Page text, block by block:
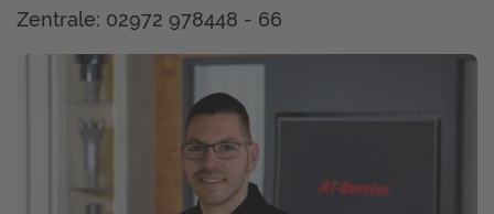
Zentrale: 02972 978448 - 66